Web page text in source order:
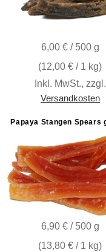
6,00 € / 500 g
(12,00 € / 1 kg)
Inkl. MwSt., zzgl.
Versandkosten
6,90 € / 500 g
(13,80 € / 1 kg)